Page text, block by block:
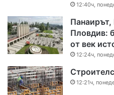
12:40ч,
Панаирът,
Пловдив:
от век
12:24ч,
12:21ч,